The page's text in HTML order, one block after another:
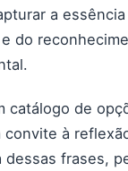
a
do
catálogo de
convite à
dessas frases,